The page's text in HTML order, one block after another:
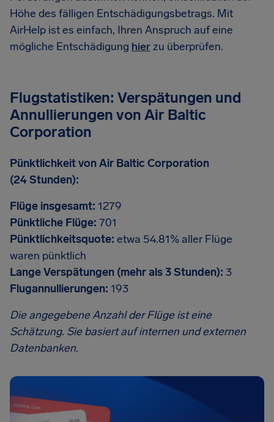
Höhe des fälligen Entschädigungsbetrags. Mit
AirHelp ist es einfach, Ihren Anspruch auf eine
mögliche Entschädigung hierzu überprüfen.
Flugstatistiken: Verspätungen und
Annullierungen von Air Baltic
Corporation
Pünktlichkeit von Air Baltic Corporation
(24 Stunden):
Flüge insgesamt: 1279
Pünktliche Flüge: 701
Pünktlichkeitsquote: etwa 54.81% aller Flüge
waren pünktlich
Lange Verspätungen (mehr als 3 Stunden): 3
Flugannullierungen: 193
Die angegebene Anzahl der Flüge ist eine
Schätzung. Sie basiert auf internen und externen
Datenbanken.